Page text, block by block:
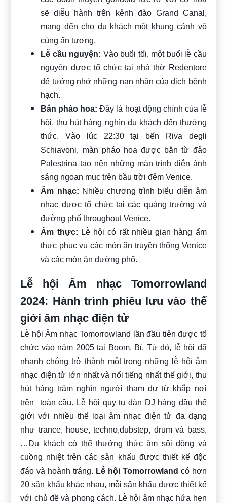
sẽ diễu hành trên kênh đào Grand Canal,
mang đến cho du khách một khung cảnh vô
cùng ấn tượng.
Lễ cầu nguyện: Vào buổi tối, một buổi lễ cầu
nguyện được tổ chức tại nhà thờ Redentore
để tưởng nhớ những nạn nhân của dịch bệnh
hạch.
Bắn pháo hoa: Đây là hoạt động chính của lễ
hội, thu hút hàng nghìn du khách đến thưởng
thức. Vào lúc 22:30 tại bến Riva degli
Schiavoni, màn pháo hoa được bắn từ đảo
Palestrina tạo nên những màn trình diễn ánh
sáng ngoạn mục trên bầu trời đêm Venice.
Âm nhạc: Nhiều chương trình biểu diễn âm
nhạc được tổ chức tại các quảng trường và
đường phố throughout Venice.
Ẩm thực: Lễ hội có rất nhiều gian hàng ẩm
thực phục vụ các món ăn truyền thống Venice
và các món ăn đường phố.
Lễ hội Âm nhạc Tomorrowland
2024: Hành trình phiêu lưu vào thế
giới âm nhạc điện tử
Lễ hội Âm nhạc Tomorrowland lần đầu tiên được tổ
chức vào năm 2005 tại Boom, Bỉ. Từ đó, lễ hội đã
nhanh chóng trở thành một trong những lễ hội âm
nhạc điện tử lớn nhất và nổi tiếng nhất thế giới, thu
hút hàng trăm nghìn người tham dự từ khắp nơi
trên toàn cầu. Lễ hội quy tụ dàn DJ hàng đầu thế
giới với nhiều thể loại âm nhạc điện tử đa dạng
như trance, house, techno,dubstep, drum và bass,
…Du khách có thể thưởng thức âm sôi động và
cuồng nhiệt trên các sân khấu được thiết kế độc
đáo và hoành tráng. Lễ hội Tomorrowland có hơn
20 sân khấu khác nhau, mỗi sân khấu được thiết kế
với chủ đề và phong cách. Lễ hội âm nhạc hứa hẹn